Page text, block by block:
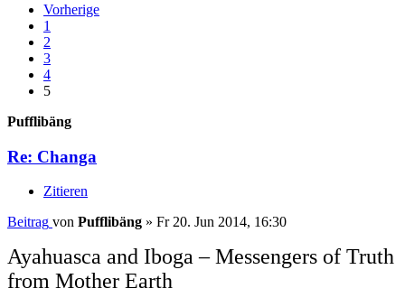
Vorherige
1
2
3
4
5
Pufflibäng
Re: Changa
Zitieren
Beitrag von Pufflibäng » Fr 20. Jun 2014, 16:30
Ayahuasca and Iboga – Messengers of Truth
from Mother Earth